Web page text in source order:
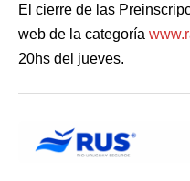
El cierre de las
web de la categoría
20hs del jueves.